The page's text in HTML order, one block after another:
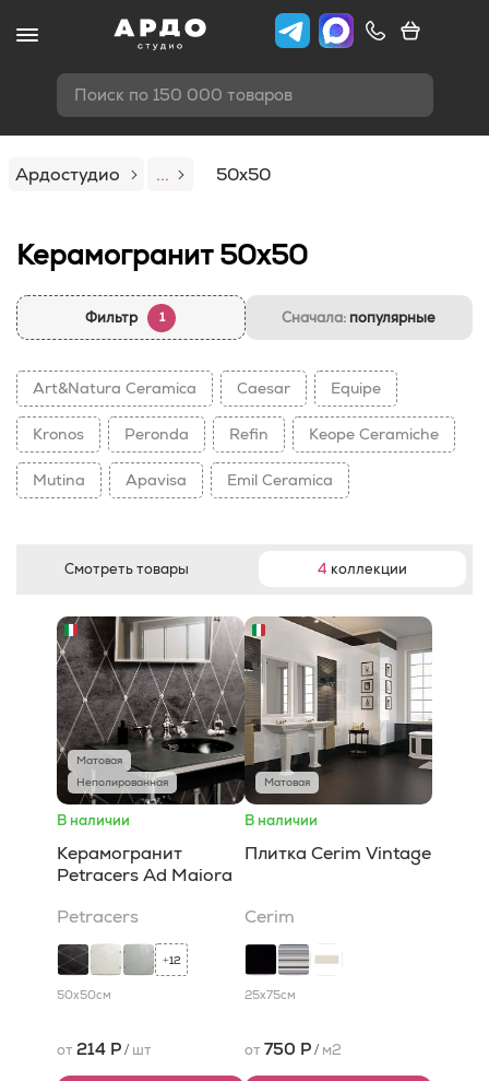
Поиск по 150 000 товаров
Ардостудио ... 50x50
Керамогранит 50x50
Фильтр 1 Сначала: популярные
Art&Natura Ceramica Caesar Equipe
Kronos Peronda Refin Keope Ceramiche
Mutina Apavisa Emil Ceramica
Смотреть товары 4 коллекции
Матовая
Неполированная
В наличии
Керамогранит
Petracers Ad Maiora
Petracers
+12
50x50см
от 214 Р/ шт
Матовая
В наличии
Плитка Cerim Vintage
Cerim
25x75см
от 750 Р/ м2